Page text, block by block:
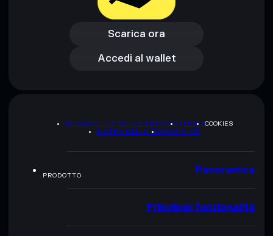
Scarica ora
Scarica ora
Accedi al wallet
Accedi al wallet
INFORMATIVA SULLA PRIVACYTERMSCOOKIES
MAPPA DEL SITOBRAND KIT
PRODOTTO Panoramica
Principali funzionalità